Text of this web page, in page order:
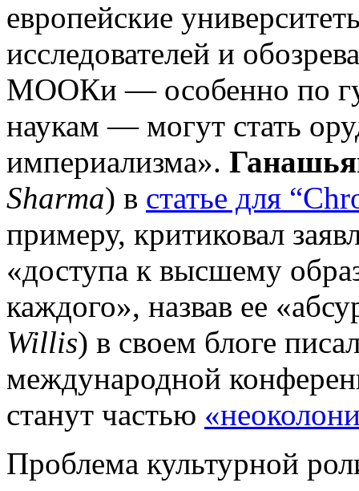
европейские
исследователей и
МООКи — особенно по
наукам — могут стать
империализма».
Sharma) в статье для
примеру, критиковал
«доступа к высшему
каждого», назвав ее
Willis) в своем блоге
международной
станут частью
Проблема культурной